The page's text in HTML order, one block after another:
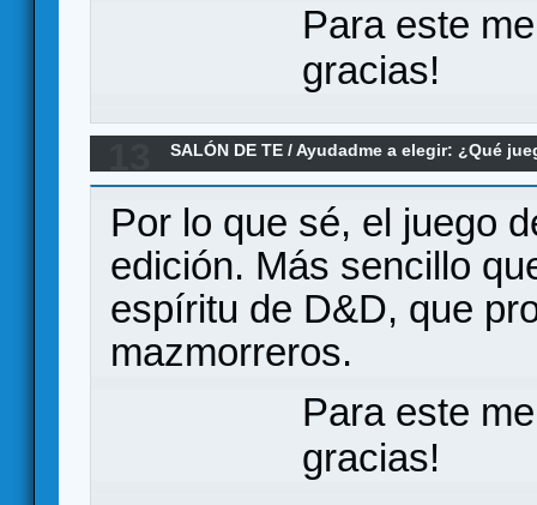
Para este
gracias!
SALÓN DE TE /Ayudadme a elegir: ¿Qué
Por lo que sé, el juego
edición. Más sencillo
espíritu de D&D, que
mazmorreros.
Para este
gracias!